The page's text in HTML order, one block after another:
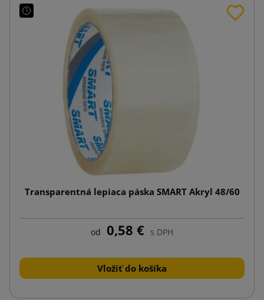
Transparentná lepiaca páska SMART Akryl 48/60
od 0,58 € s DPH
Vložiť do košíka